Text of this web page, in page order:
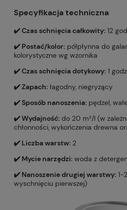
Specyfikacja techniczna
✔️ Czas schnięcia całkowity: 12
✔️ Postać/kolor: półpłynna do
kolorystyczne wg wzornika
✔️ Czas schnięcia dotykowy: 1
✔️ Zapach: łagodny, niegryzący
✔️ Sposób nanoszenia: pędzel,
✔️ Wydajność: do 20 m²/l (w
chłonności, wykończenia drewna
✔️ Liczba warstw: 2
✔️ Mycie narzędzi: woda z
✔️ Nanoszenie drugiej warstwy: 1-
wyschnięciu pierwszej)